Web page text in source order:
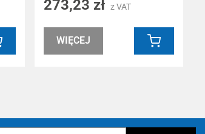
273,23 zł z VAT
WIĘCEJ